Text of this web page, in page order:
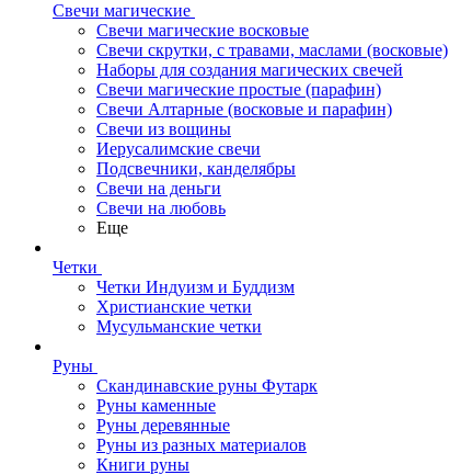
Свечи магические
Свечи магические восковые
Свечи скрутки, с травами, маслами (восковые)
Наборы для создания магических свечей
Свечи магические простые (парафин)
Свечи Алтарные (восковые и парафин)
Свечи из вощины
Иерусалимские свечи
Подсвечники, канделябры
Свечи на деньги
Свечи на любовь
Еще
Четки
Четки Индуизм и Буддизм
Христианские четки
Мусульманские четки
Руны
Скандинавские руны Футарк
Руны каменные
Руны деревянные
Руны из разных материалов
Книги руны